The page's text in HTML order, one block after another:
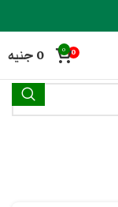
0
0
0 جنيه